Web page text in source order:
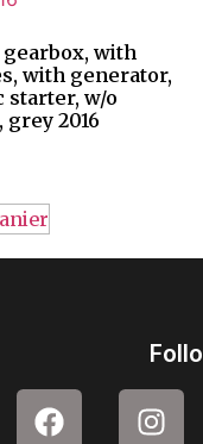
with
with generator,
w/o
2016